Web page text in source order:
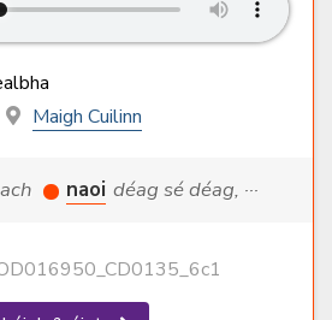
Maigh Cuilinn
naoi déag sé déag, ···